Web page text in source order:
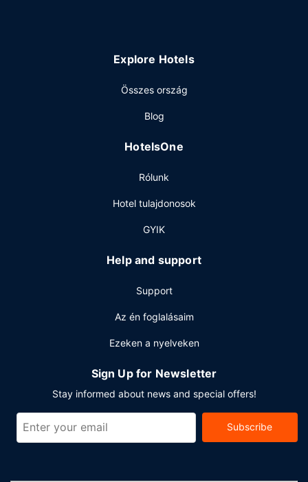
Explore Hotels
Összes ország
Blog
HotelsOne
Rólunk
Hotel tulajdonosok
GYIK
Help and support
Support
Az én foglalásaim
Ezeken a nyelveken
Sign Up for Newsletter
Stay informed about news and special offers!
Subscribe